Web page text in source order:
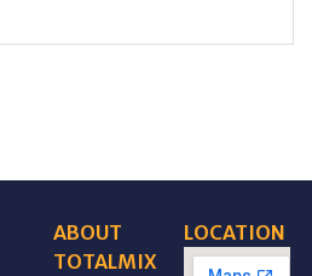
ABOUT
TOTALMIX
LOCATION